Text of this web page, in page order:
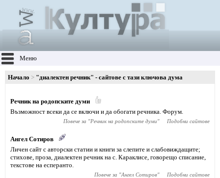
Меню
Начало "диалектен речник" - сайтове с тази ключова дума
Речник на родопските думи
Възможност всеки да се включи и да обогати речника. Форум.
Повече за "Речник на родопските думи" Подобни сайтове
Ангел Сотиров
Личен сайт с авторски статии и книги за слепите и слабовиждащите;
стихове, проза, диалектен речник на с. Караклисе, говорещо списание,
текстове на есперанто.
Повече за "Ангел Сотиров" Подобни сайтове